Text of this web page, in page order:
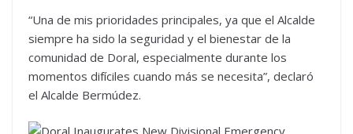
“Una de mis prioridades principales, ya que el Alcalde
siempre ha sido la seguridad y el bienestar de la
comunidad de Doral, especialmente durante los
momentos difíciles cuando más se necesita”, declaró
el Alcalde Bermúdez.